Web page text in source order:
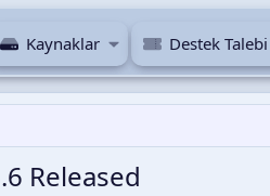
Kaynaklar Destek Talebi
Released